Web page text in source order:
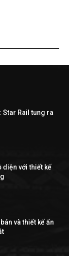
Star Rail tung ra
diện với thiết kế
và thiết kế ấn